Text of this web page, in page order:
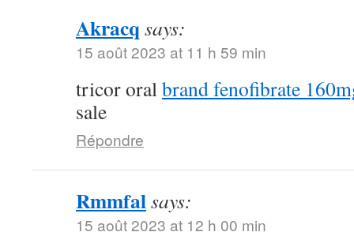
Akracq says:
15 août 2023 at 11 h 59 min
tricor oralbrand fenofibrate
sale
Répondre
Rmmfalsays:
15 août 2023 at 12 h 00 min